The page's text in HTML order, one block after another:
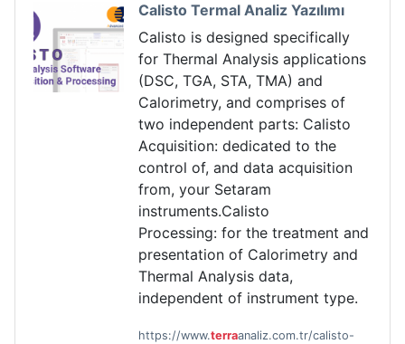
Calisto Termal Analiz Yazılımı
Calisto is designed specifically
for Thermal Analysis applications
(DSC, TGA, STA, TMA) and
Calorimetry, and comprises of
two independent parts: Calisto
Acquisition: dedicated to the
control of, and data acquisition
from, your Setaram
instruments.Calisto
Processing: for the treatment and
presentation of Calorimetry and
Thermal Analysis data,
independent of instrument type.
https://www.terraanaliz.com.tr/calisto-